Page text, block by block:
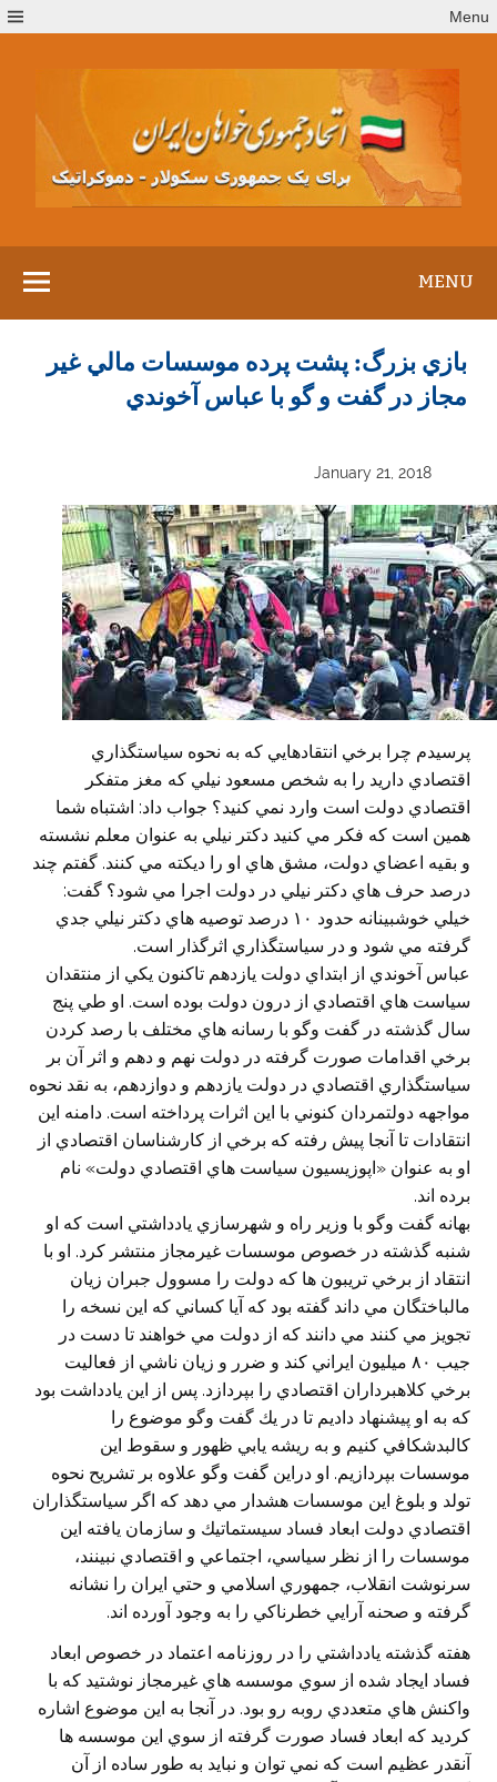
to
Menu
MENU
بازي بزرگ: پشت پرده موسسات مالي غير
مجاز در گفت و گو با عباس آخوندي
January 21, 2018
پرسيدم چرا برخي انتقادهايي كه به نحوه سياستگذاري
اقتصادي داريد را به شخص مسعود نيلي كه مغز متفكر
اقتصادي دولت است وارد نمي كنيد؟ جواب داد: اشتباه شما
همين است كه فكر مي كنيد دكتر نيلي به عنوان معلم نشسته
و بقيه اعضاي دولت، مشق هاي او را ديكته مي كنند. گفتم چند
درصد حرف هاي دكتر نيلي در دولت اجرا مي شود؟ گفت:
خيلي خوشبينانه حدود ١٠ درصد توصيه هاي دكتر نيلي جدي
گرفته مي شود و در سياستگذاري اثرگذار است.
عباس آخوندي از ابتداي دولت يازدهم تاكنون يكي از منتقدان
سياست هاي اقتصادي از درون دولت بوده است. او طي پنج
سال گذشته در گفت وگو با رسانه هاي مختلف با رصد كردن
برخي اقدامات صورت گرفته در دولت نهم و دهم و اثر آن بر
سياستگذاري اقتصادي در دولت يازدهم و دوازدهم، به نقد نحوه
مواجهه دولتمردان كنوني با اين اثرات پرداخته است. دامنه اين
انتقادات تا آنجا پيش رفته كه برخي از كارشناسان اقتصادي از
او به عنوان «اپوزيسيون سياست هاي اقتصادي دولت» نام
برده اند.
بهانه گفت وگو با وزير راه و شهرسازي يادداشتي است كه او
شنبه گذشته در خصوص موسسات غيرمجاز منتشر كرد. او با
انتقاد از برخي تريبون ها كه دولت را مسوول جبران زيان
مالباختگان مي داند گفته بود كه آيا كساني كه اين نسخه را
تجويز مي كنند مي دانند كه از دولت مي خواهند تا دست در
جيب ٨٠ ميليون ايراني كند و ضرر و زيان ناشي از فعاليت
برخي كلاهبرداران اقتصادي را بپردازد. پس از اين يادداشت بود
كه به او پيشنهاد داديم تا در يك گفت وگو موضوع را
كالبدشكافي كنيم و به ريشه يابي ظهور و سقوط اين
موسسات بپردازيم. او دراين گفت وگو علاوه بر تشريح نحوه
تولد و بلوغ اين موسسات هشدار مي دهد كه اگر سياستگذاران
اقتصادي دولت ابعاد فساد سيستماتيك و سازمان يافته اين
موسسات را از نظر سياسي، اجتماعي و اقتصادي نبينند،
سرنوشت انقلاب، جمهوري اسلامي و حتي ايران را نشانه
گرفته و صحنه آرايي خطرناكي را به وجود آورده اند.
هفته گذشته يادداشتي را در روزنامه اعتماد در خصوص ابعاد
فساد ايجاد شده از سوي موسسه هاي غيرمجاز نوشتيد كه با
واكنش هاي متعددي روبه رو بود. در آنجا به اين موضوع اشاره
كرديد كه ابعاد فساد صورت گرفته از سوي اين موسسه ها
آنقدر عظيم است كه نمي توان و نبايد به طور ساده از آن